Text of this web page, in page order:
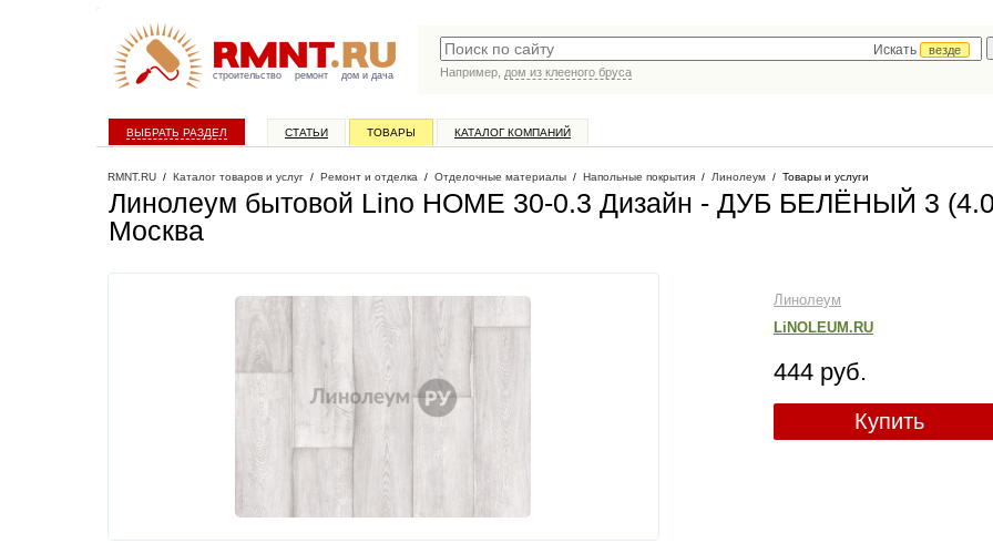
строительство ремонт дом и дача
Искать
везде
Например, дом из клееного бруса
ВЫБРАТЬ РАЗДЕЛ СТАТЬИ ТОВАРЫ КАТАЛОГ КОМПАНИЙ
RMNT.RU / Каталог товаров и услуг / Ремонт и отделка / Отделочные материалы / Напольные покрытия / Линолеум / Товары и услуги
Линолеум бытовой Lino HOME 30-0.3 Дизайн - ДУБ БЕЛЁНЫЙ 3
Москва
Линолеум
LiNOLEUM.RU
444 руб.
Купить